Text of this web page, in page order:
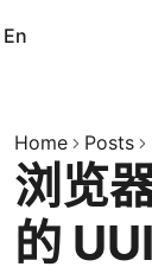
En
Home Posts
浏览
的